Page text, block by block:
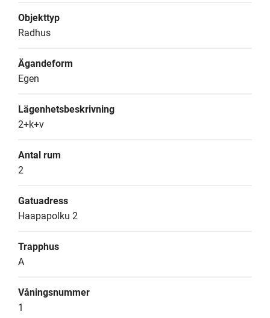
Objekttyp
Radhus
Ägandeform
Egen
Lägenhetsbeskrivning
2+k+v
Antal rum
2
Gatuadress
Haapapolku 2
Trapphus
A
Våningsnummer
1